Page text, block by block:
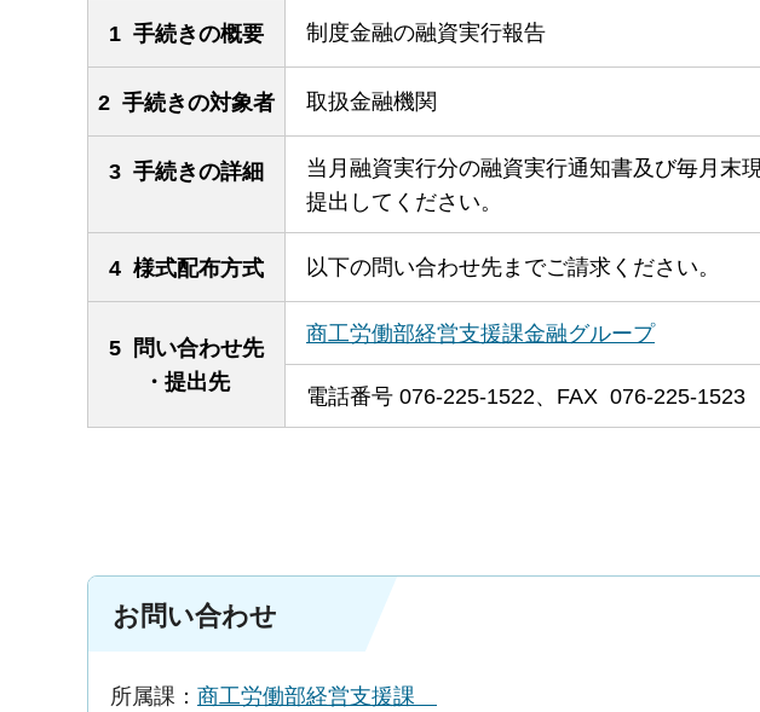
1 手続きの概要 制度金融の融資実行報告
2 手続きの対象者 取扱金融機関
3 手続きの詳細
当月融資実行分の融資実行通知書及び毎月末
提出してください。
4 様式配布方式 以下の問い合わせ先までご請求ください。
5 問い合わせ先
・提出先
商工労働部経営支援課金融グループ
電話番号 076-225-1522、FAX 076-225-1523
お問い合わせ
所属課： 商工労働部経営支援課